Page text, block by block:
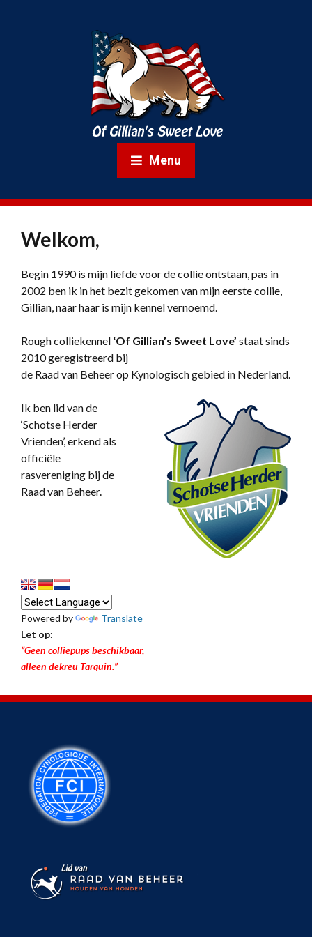
Menu
Welkom,
Begin 1990 is mijn liefde voor de collie ontstaan, pas in
2002 ben ik in het bezit gekomen van mijn eerste collie,
Gillian, naar haar is mijn kennel vernoemd.
Rough colliekennel ‘Of Gillian’s Sweet Love’ staat sinds
2010 geregistreerd bij
de Raad van Beheer op Kynologisch gebied in Nederland.
Ik ben lid van de
‘Schotse Herder
Vrienden’, erkend als
officiële
rasvereniging bij de
Raad van Beheer.
Powered by
Translate
Let op:
“Geen colliepups beschikbaar,
alleen dekreu Tarquin.”